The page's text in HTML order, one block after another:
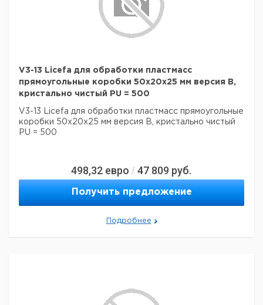
V3-13 Licefa для обработки пластмасс
прямоугольные коробки 50x20x25 мм версия B,
кристально чистый PU = 500
V3-13 Licefa для обработки пластмасс прямоугольные
коробки 50x20x25 мм версия B, кристально чистый
PU = 500
498,32 евро / 47 809 руб.
Получить предложение
Подробнее